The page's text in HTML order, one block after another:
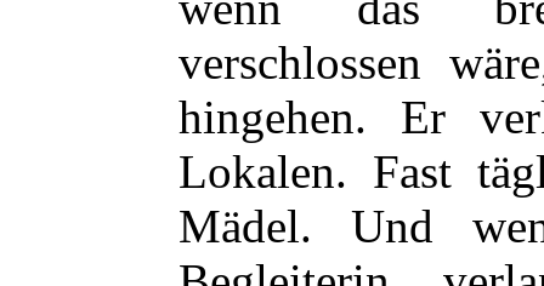
verschlossen
hingehen. Er
Lokalen. Fast
Mädel. Und